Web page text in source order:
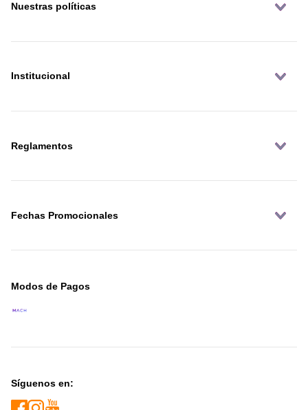
Nuestras políticas
Institucional
Reglamentos
Fechas Promocionales
Modos de Pagos
Síguenos en: